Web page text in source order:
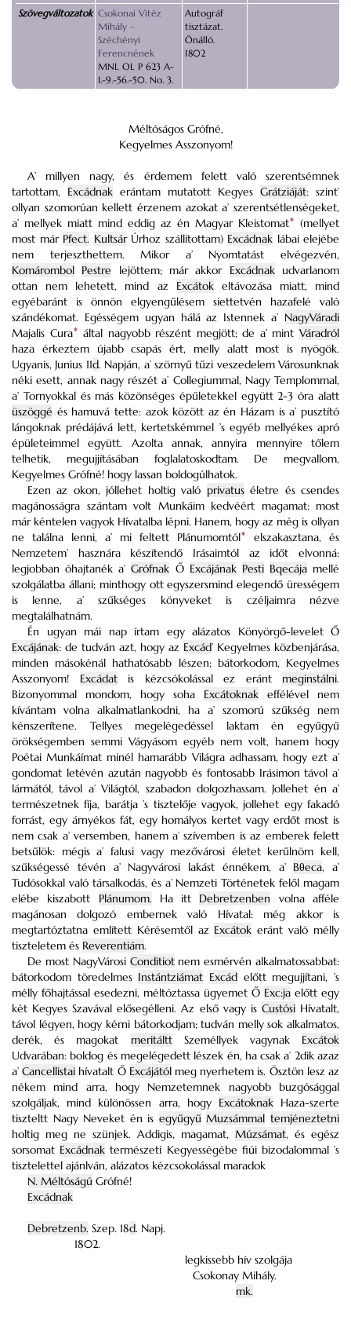
Szövegváltozatok Csokonai Vitéz
Mihály –
Széchényi
Ferencnének
MNL OL P 623 A-
I.-9.-56.-50. No. 3.
Autográf
tisztázat.
Önálló.
1802
Méltóságos Grófné,
Kegyelmes Asszonyom!
A’ millyen nagy, és érdemem felett való szerentsémnek
tartottam, Excádnak erántam mutatott Kegyes Grátziáját: szint’
ollyan szomorúan kellett érzenem azokat a’ szerentsétlenségeket,
a’ mellyek miatt mind eddig az én Magyar Kleistomat*
(mellyet
most már Pfect. KultsárÚrhoz szállítottam) Excádnak lábai elejébe
nem terjeszthettem. Mikor a’ Nyomtatást elvégezvén,
Komárombol Pestre lejöttem; már akkor Excádnakudvarlanom
ottan nem lehetett, mind az Excátokeltávozása miatt, mind
egyébaránt is önnön elgyengűlésem siettetvén hazafelé való
szándékomat. Egésségem ugyan hálá az Istennek a’ NagyVáradi
Majalis Cura* által nagyobb részént megjött; de a’ mintVáradról
haza érkeztem újabb csapás ért, melly alatt most is nyögök.
Ugyanis, Junius 11d. Napján, a’ szörnyű tűzi veszedelem Városunknak
néki esett, annak nagy részét a’ Collegiummal, Nagy Templommal,
a’ Tornyokkal és más közönséges épűletekkel együtt 2-3 óra alatt
üszöggé és hamuvá tette: azok között az én Házam is a’ pusztító
lángoknak prédájává lett, kertetskémmel ’s egyéb mellyékes apró
épületeimmel együtt. Azolta annak, annyira mennyire tőlem
telhetik, megujjításában foglalatoskodtam. De megvallom,
Kegyelmes Grófné! hogy lassan boldogúlhatok.
Ezen az okon, jóllehet holtig való privatuséletre és csendes
magánosságra szántam volt Munkáim kedvéért magamat: most
már kéntelen vagyok Hívatalba lépni. Hanem, hogy az még is ollyan
ne találna lenni, a’ mi feltett Plánumomtól*
elszakasztana, és
Nemzetem’ hasznára készítendő Irásaimtól az időt elvonná:
legjobban óhajtanék a’Grófnak Ő Excájának Pesti Bqecájamellé
szolgálatba állani; minthogy ott egyszersmind elegendő ürességem
is lenne, a’ szűkséges könyveket is czéljaimra nézve
megtalálhatnám.
Én ugyan mái nap írtam egy alázatos Könyörgő-levelet Ő
Excájának: de tudván azt, hogy az Excád’ Kegyelmes közbenjárása,
minden másokénál hathatósabb lészen; bátorkodom, Kegyelmes
Asszonyom! Excádatis kézcsókolással ez eránt meginstálni.
Bizonyommal mondom, hogy soha Excátoknak effélével nem
kívántam volna alkalmatlankodni, ha a’ szomorú szűkség nem
kénszerítene. Tellyes megelégedéssel laktam én egyűgyű
örökségemben semmi Vágyásom egyéb nem volt, hanem hogy
Poétai Munkáímat minél hamarább Világra adhassam, hogy ezt a’
gondomat letévén azután nagyobb és fontosabb Irásimon távol a’
lármától, távol a’ Világtól, szabadon dolgozhassam. Jollehet én a’
természetnek fíja, barátja ’s tisztelője vagyok, jollehet egy fakadó
forrást, egy árnyékos fát, egy homályos kertet vagy erdőt most is
nem csak a’ versemben, hanem a’ szívemben is az emberek felett
betsűlök: mégis a’ falusi vagy mezővárosi életet kerűlnöm kell,
szűkségessé tévén a’ Nagyvárosi lakást énnékem, a’ Bθeca, a’
Tudósokkal való társalkodás, és a’ Nemzeti Történetek felől magam
elébe kiszabott Plánumom. Ha itt Debretzenben volna afféle
magánosan dolgozó embernek való Hívatal: még akkor is
megtartóztatna említett Kérésemtől az Excátok eránt való mélly
tiszteletem és Reverentiám.
De most NagyVárosi Conditiotnem esmérvén alkalmatossabbat:
bátorkodom töredelmes Instántziámat Excád előtt megujjítani, ’s
mélly főhajtással esedezni, méltóztassa ügyemet Ő Exc:ja előtt egy
két Kegyes Szavával elősegélleni. Az első vagy is CustósiHívatalt,
távol légyen, hogy kérni bátorkodjam; tudván melly sok alkalmatos,
derék, és magokat meritálttSzeméllyek vagynak Excátok
Udvarában: boldog és megelégedett lészek én, ha csak a’ 2dik azaz
a’Cancellistai hívatalt Ő Excájátólmeg nyerhetem is. Ösztön lesz az
nékem mind arra, hogy Nemzetemnek nagyobb buzgósággal
szolgáljak, mind különössen arra, hogy ExcátoknakHaza-szerte
tiszteltt Nagy Neveket én is egyűgyű Muzsámmal temjéneztetni
holtig meg ne szünjek. Addigis, magamat, Múzsámat, és egész
sorsomat Excádnak természeti Kegyességébe fiúi bizodalommal ’s
tisztelettel ajánlván, alázatos kézcsokolással maradok
N. Méltóságú Grófné!
Excádnak
Debretzenb. Szep. 18d. Napj.
1802.
legkissebb hív szolgája
Csokonay Mihály.
mk.